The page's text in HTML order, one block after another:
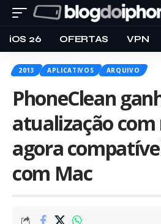
iOS 26 OFERTAS VPN
2013 APLICATIVOS ARQUIVO
PhoneClean
atualização
agora
com Mac